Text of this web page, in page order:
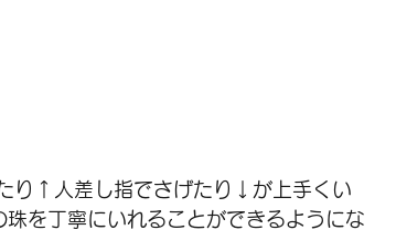
り↑人差し指でさげたり↓が上手くい
を丁寧にいれることができるようにな